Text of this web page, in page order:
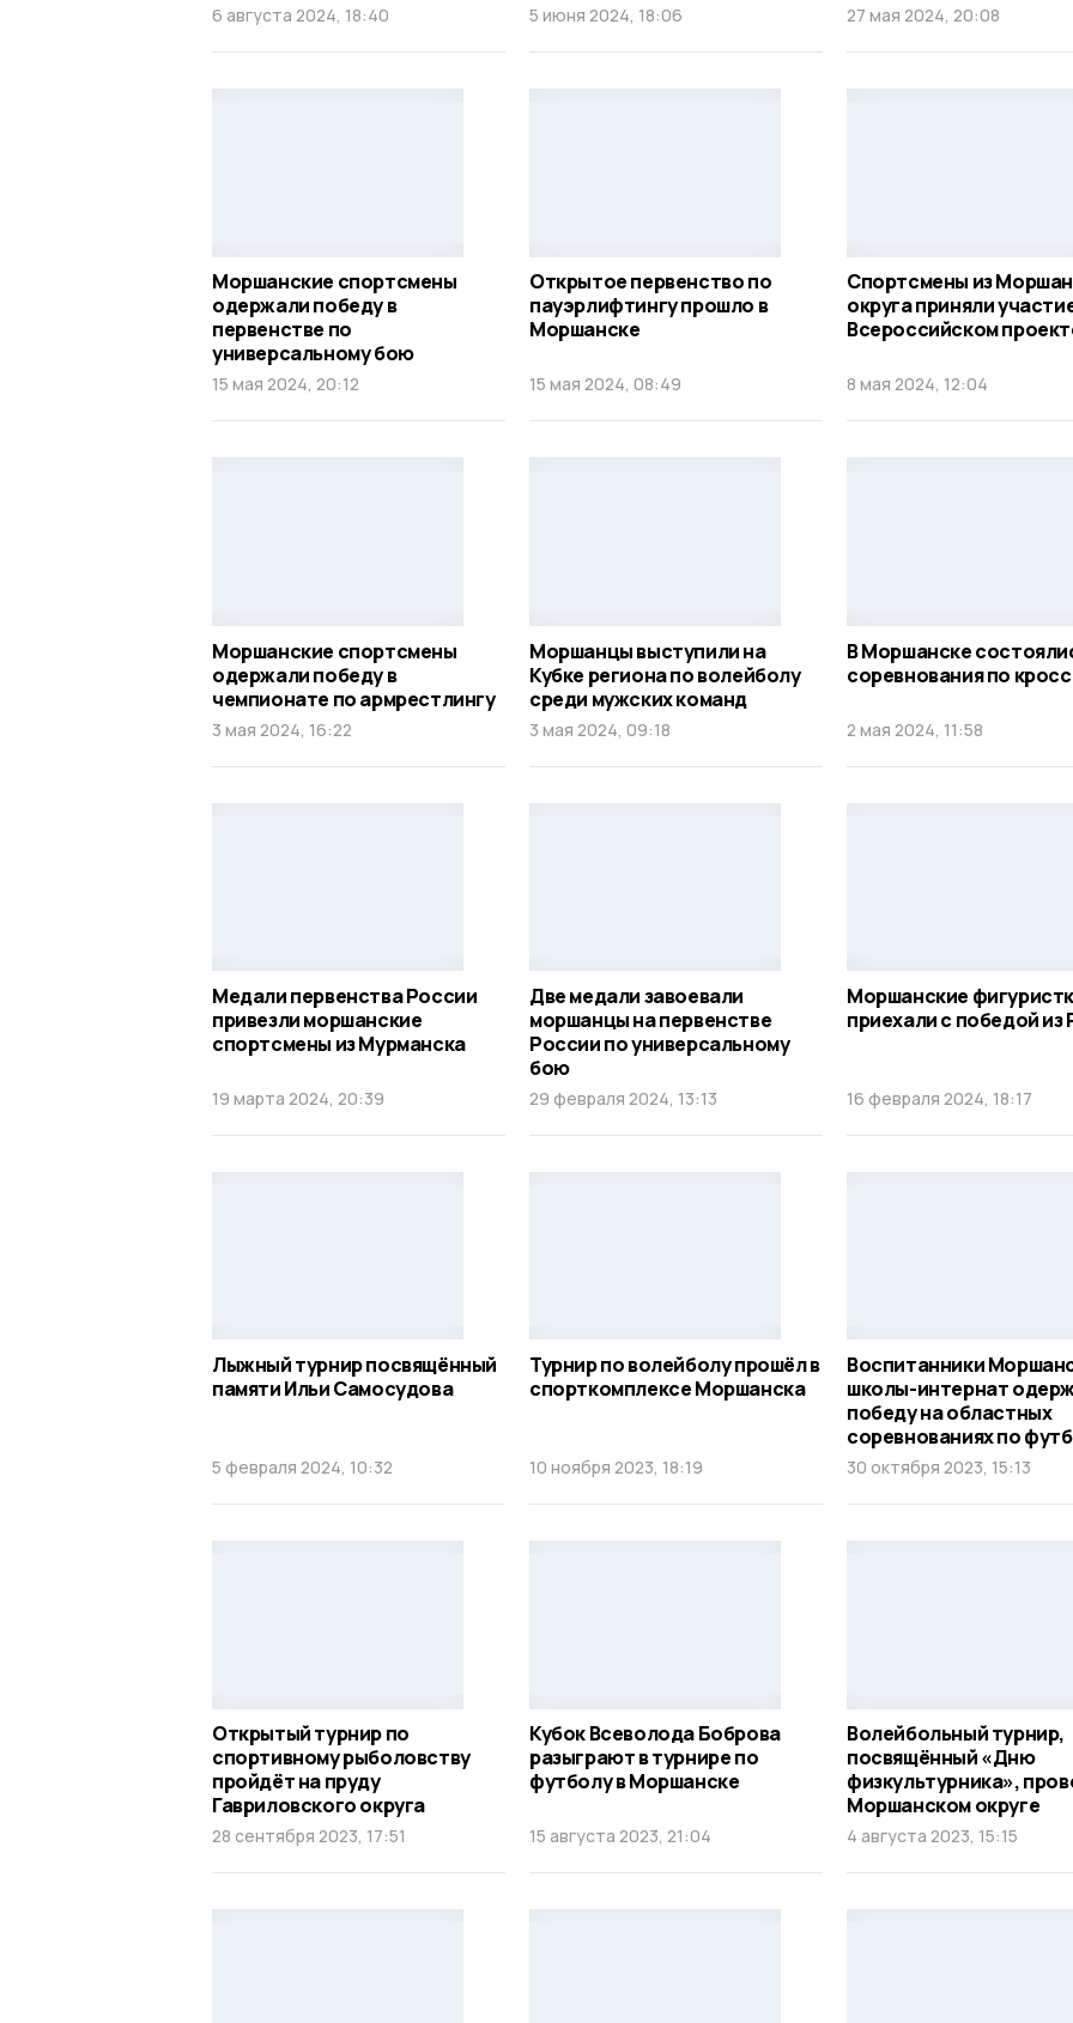
6 августа 2024, 18:40 5 июня 2024, 18:06 27 мая 2024, 20:08
Моршанские спортсмены
одержали победу в
первенстве по
универсальному бою
15 мая 2024, 20:12
Открытое первенство по
пауэрлифтингу прошло в
Моршанске
15 мая 2024, 08:49
Спортсмены из
округа приняли
Всероссийском
8 мая 2024, 12:04
Моршанские спортсмены
одержали победу в
чемпионате по армрестлингу
3 мая 2024, 16:22
Моршанцы выступили на
Кубке региона по волейболу
среди мужских команд
3 мая 2024, 09:18
В Моршанске
соревнования по
2 мая 2024, 11:58
Медали первенства России
привезли моршанские
спортсмены из Мурманска
19 марта 2024, 20:39
Две медали завоевали
моршанцы на первенстве
России по универсальному
бою
29 февраля 2024, 13:13
Моршанские
приехали с победой из
16 февраля 2024, 18:17
Лыжный турнир посвящённый
памяти Ильи Самосудова
5 февраля 2024, 10:32
Турнир по волейболу прошёл в
спорткомплексе Моршанска
10 ноября 2023, 18:19
Воспитанники
школы-интернат
победу на областных
соревнованиях по
30 октября 2023, 15:13
Открытый турнир по
спортивному рыболовству
пройдёт на пруду
Гавриловского округа
28 сентября 2023, 17:51
Кубок Всеволода Боброва
разыграют в турнире по
футболу в Моршанске
15 августа 2023, 21:04
Волейбольный турнир,
посвящённый «Дню
физкультурника»,
Моршанском округе
4 августа 2023, 15:15